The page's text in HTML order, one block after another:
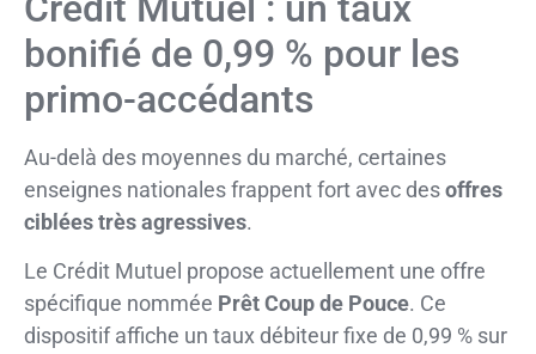
bonifié de 0,99 % pour les
primo-accédants
Au-delà des moyennes du marché, certaines
enseignes nationales frappent fort avec desoffres
ciblées très agressives.
Le Crédit Mutuel propose actuellement une offre
spécifique nommée Prêt Coup de Pouce. Ce
dispositif affiche un taux débiteur fixe de 0,99 % sur